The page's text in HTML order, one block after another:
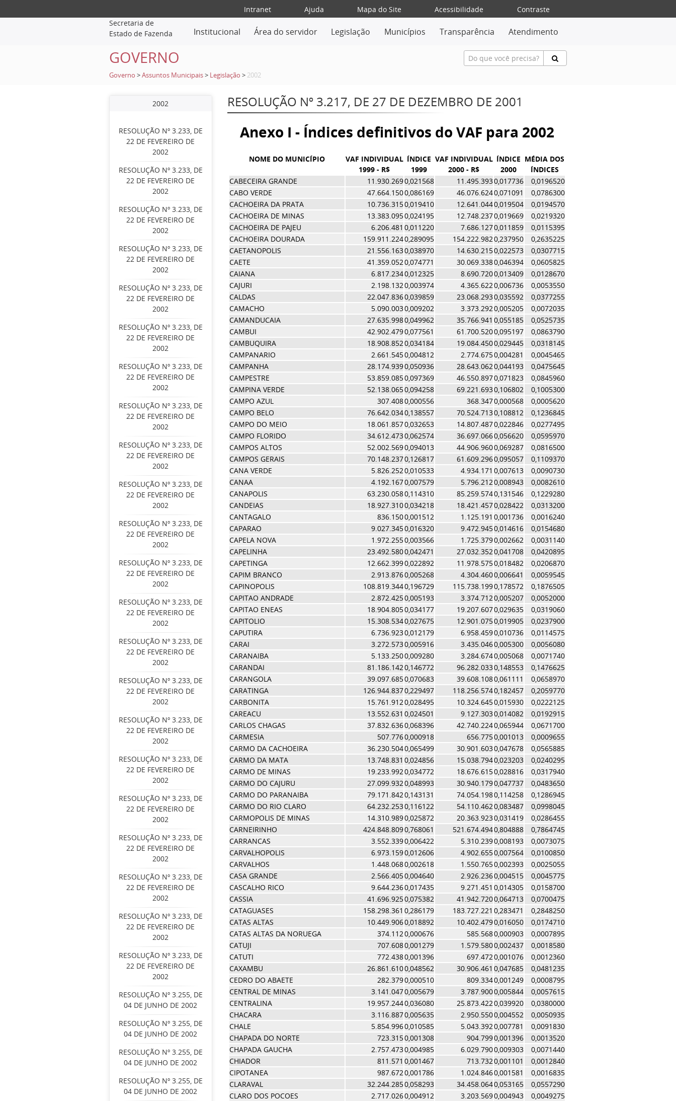
Intranet Ajuda Mapa do Site Acessibilidade
Contraste
Secretaria de
Estado de Fazenda
Institucional Área do servidor Legislação Municípios Transparência Atendimento
GOVERNO
Governo >Assuntos Municipais > Legislação > 2002
2002
RESOLUÇÃO Nº 3.233, DE
22 DE FEVEREIRO DE
2002
RESOLUÇÃO Nº 3.233, DE
22 DE FEVEREIRO DE
2002
RESOLUÇÃO Nº 3.233, DE
22 DE FEVEREIRO DE
2002
RESOLUÇÃO Nº 3.233, DE
22 DE FEVEREIRO DE
2002
RESOLUÇÃO Nº 3.233, DE
22 DE FEVEREIRO DE
2002
RESOLUÇÃO Nº 3.233, DE
22 DE FEVEREIRO DE
2002
RESOLUÇÃO Nº 3.233, DE
22 DE FEVEREIRO DE
2002
RESOLUÇÃO Nº 3.233, DE
22 DE FEVEREIRO DE
2002
RESOLUÇÃO Nº 3.233, DE
22 DE FEVEREIRO DE
2002
RESOLUÇÃO Nº 3.233, DE
22 DE FEVEREIRO DE
2002
RESOLUÇÃO Nº 3.233, DE
22 DE FEVEREIRO DE
2002
RESOLUÇÃO Nº 3.233, DE
22 DE FEVEREIRO DE
2002
RESOLUÇÃO Nº 3.233, DE
22 DE FEVEREIRO DE
2002
RESOLUÇÃO Nº 3.233, DE
22 DE FEVEREIRO DE
2002
RESOLUÇÃO Nº 3.233, DE
22 DE FEVEREIRO DE
2002
RESOLUÇÃO Nº 3.233, DE
22 DE FEVEREIRO DE
2002
RESOLUÇÃO Nº 3.233, DE
22 DE FEVEREIRO DE
2002
RESOLUÇÃO Nº 3.233, DE
22 DE FEVEREIRO DE
2002
RESOLUÇÃO Nº 3.233, DE
22 DE FEVEREIRO DE
2002
RESOLUÇÃO Nº 3.233, DE
22 DE FEVEREIRO DE
2002
RESOLUÇÃO Nº 3.233, DE
22 DE FEVEREIRO DE
2002
RESOLUÇÃO Nº 3.233, DE
22 DE FEVEREIRO DE
2002
RESOLUÇÃO Nº 3.255, DE
04 DE JUNHO DE 2002
RESOLUÇÃO Nº 3.255, DE
04 DE JUNHO DE 2002
RESOLUÇÃO Nº 3.255, DE
04 DE JUNHO DE 2002
RESOLUÇÃO Nº 3.255, DE
04 DE JUNHO DE 2002
RESOLUÇÃO Nº 3.217, DE 27 DE DEZEMBRO DE 2001
Anexo I - Índices definitivos do VAF para 2002
NOME DO MUNICÍPIO
VAF INDIVIDUAL
1999 - R$
ÍNDICE
1999
VAF INDIVIDUAL
2000 - R$
ÍNDICE
2000
MÉDIA DOS
ÍNDICES
CABECEIRA GRANDE
11.930.2690,021568 11.495.3930,017736
0,0196520
CABO VERDE
47.664.1500,086169 46.076.6240,071091
0,0786300
CACHOEIRA DA PRATA
10.736.3150,019410 12.641.0440,019504
0,0194570
CACHOEIRA DE MINAS
13.383.0950,024195 12.748.2370,019669
0,0219320
CACHOEIRA DE PAJEU
6.206.481 0,011220 7.686.1270,011859
0,0115395
CACHOEIRA DOURADA
159.911.2240,289095 154.222.9820,237950
0,2635225
CAETANOPOLIS
21.556.1630,038970 14.630.2150,022573
0,0307715
CAETE
41.359.0520,074771 30.069.3380,046394
0,0605825
CAIANA
6.817.2340,012325 8.690.7200,013409
0,0128670
CAJURI
2.198.1320,003974 4.365.6220,006736
0,0053550
CALDAS
22.047.8360,039859 23.068.2930,035592
0,0377255
CAMACHO
5.090.0030,009202 3.373.2920,005205
0,0072035
CAMANDUCAIA
27.635.9980,049962 35.766.941 0,055185
0,0525735
CAMBUI
42.902.4790,077561 61.700.5200,095197
0,0863790
CAMBUQUIRA
18.908.8520,034184 19.084.4500,029445
0,0318145
CAMPANARIO
2.661.5450,004812 2.774.6750,004281
0,0045465
CAMPANHA
28.174.9390,050936 28.643.0620,044193
0,0475645
CAMPESTRE
53.859.0850,097369 46.550.8970,071823
0,0845960
CAMPINA VERDE
52.138.0650,094258 69.221.6930,106802
0,1005300
CAMPO AZUL
307.4080,000556 368.3470,000568
0,0005620
CAMPO BELO
76.642.0340,138557 70.524.7130,108812
0,1236845
CAMPO DO MEIO
18.061.8570,032653 14.807.4870,022846
0,0277495
CAMPO FLORIDO
34.612.4730,062574 36.697.0660,056620
0,0595970
CAMPOS ALTOS
52.002.5690,094013 44.906.9600,069287
0,0816500
CAMPOS GERAIS
70.148.2370,126817 61.609.2960,095057
0,1109370
CANA VERDE
5.826.2520,010533 4.934.171 0,007613
0,0090730
CANAA
4.192.1670,007579 5.796.2120,008943
0,0082610
CANAPOLIS
63.230.0580,114310 85.259.5740,131546
0,1229280
CANDEIAS
18.927.3100,034218 18.421.4570,028422
0,0313200
CANTAGALO
836.1500,001512 1.125.191 0,001736
0,0016240
CAPARAO
9.027.3450,016320 9.472.9450,014616
0,0154680
CAPELA NOVA
1.972.2550,003566 1.725.3790,002662
0,0031140
CAPELINHA
23.492.5800,042471 27.032.3520,041708
0,0420895
CAPETINGA
12.662.3990,022892 11.978.5750,018482
0,0206870
CAPIM BRANCO
2.913.8760,005268 4.304.4600,006641
0,0059545
CAPINOPOLIS
108.819.3440,196729 115.738.1990,178572
0,1876505
CAPITAO ANDRADE
2.872.4250,005193 3.374.7120,005207
0,0052000
CAPITAO ENEAS
18.904.8050,034177 19.207.6070,029635
0,0319060
CAPITOLIO
15.308.5340,027675 12.901.0750,019905
0,0237900
CAPUTIRA
6.736.9230,012179 6.958.4590,010736
0,0114575
CARAI
3.272.5730,005916 3.435.0460,005300
0,0056080
CARANAIBA
5.133.2500,009280 3.284.6740,005068
0,0071740
CARANDAI
81.186.1420,146772 96.282.0330,148553
0,1476625
CARANGOLA
39.097.6850,070683 39.608.1080,061111
0,0658970
CARATINGA
126.944.8370,229497 118.256.5740,182457
0,2059770
CARBONITA
15.761.9120,028495 10.324.6450,015930
0,0222125
CAREACU
13.552.631 0,024501 9.127.3030,014082
0,0192915
CARLOS CHAGAS
37.832.6360,068396 42.740.2240,065944
0,0671700
CARMESIA
507.7760,000918 656.7750,001013
0,0009655
CARMO DA CACHOEIRA
36.230.5040,065499 30.901.6030,047678
0,0565885
CARMO DA MATA
13.748.831 0,024856 15.038.7940,023203
0,0240295
CARMO DE MINAS
19.233.9920,034772 18.676.6150,028816
0,0317940
CARMO DO CAJURU
27.099.9320,048993 30.940.1790,047737
0,0483650
CARMO DO PARANAIBA
79.171.8420,143131 74.054.1980,114258
0,1286945
CARMO DO RIO CLARO
64.232.2530,116122 54.110.4620,083487
0,0998045
CARMOPOLIS DE MINAS
14.310.9890,025872 20.363.9230,031419
0,0286455
CARNEIRINHO
424.848.8090,768061 521.674.4940,804888
0,7864745
CARRANCAS
3.552.3390,006422 5.310.2390,008193
0,0073075
CARVALHOPOLIS
6.973.1590,012606 4.902.6550,007564
0,0100850
CARVALHOS
1.448.0680,002618 1.550.7650,002393
0,0025055
CASA GRANDE
2.566.4050,004640 2.926.2360,004515
0,0045775
CASCALHO RICO
9.644.2360,017435 9.271.451 0,014305
0,0158700
CASSIA
41.696.9250,075382 41.942.7200,064713
0,0700475
CATAGUASES
158.298.361 0,286179 183.727.221 0,283471
0,2848250
CATAS ALTAS
10.449.9060,018892 10.402.4790,016050
0,0174710
CATAS ALTAS DA NORUEGA
374.1120,000676 585.5680,000903
0,0007895
CATUJI
707.6080,001279 1.579.5800,002437
0,0018580
CATUTI
772.4380,001396 697.4720,001076
0,0012360
CAXAMBU
26.861.6100,048562 30.906.461 0,047685
0,0481235
CEDRO DO ABAETE
282.3790,000510 809.3340,001249
0,0008795
CENTRAL DE MINAS
3.141.0470,005679 3.787.9000,005844
0,0057615
CENTRALINA
19.957.2440,036080 25.873.4220,039920
0,0380000
CHACARA
3.116.8870,005635 2.950.5500,004552
0,0050935
CHALE
5.854.9960,010585 5.043.3920,007781
0,0091830
CHAPADA DO NORTE
723.3150,001308 904.7990,001396
0,0013520
CHAPADA GAUCHA
2.757.4730,004985 6.029.7900,009303
0,0071440
CHIADOR
811.571 0,001467 713.7320,001101
0,0012840
CIPOTANEA
987.6720,001786 1.024.8460,001581
0,0016835
CLARAVAL
32.244.2850,058293 34.458.0640,053165
0,0557290
CLARO DOS POCOES
2.717.0260,004912 3.203.5690,004943
0,0049275